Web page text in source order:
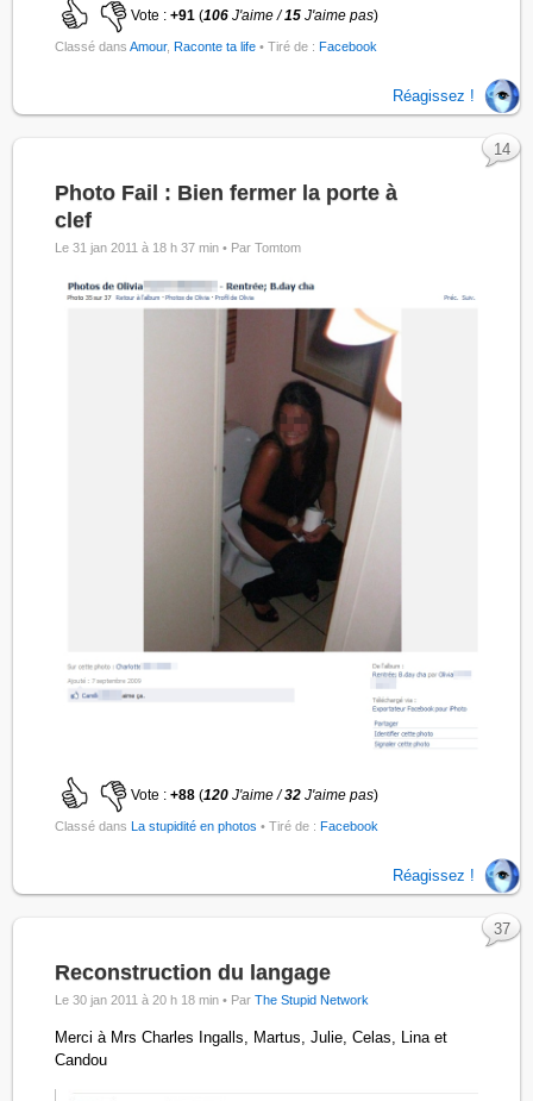
Vote :+91 (106J'aime /15 J'aime pas)
Classé dansAmour,Raconte ta life • Tiré de :Facebook
Réagissez !
Photo Fail : Bien fermer la porte à
clef
Le 31 jan 2011 à 18 h 37 min • Par Tomtom
Vote :+88 (120J'aime /32 J'aime pas)
Classé dansLa stupidité en photos
14
• Tiré de :Facebook
Réagissez !
Reconstruction du langage
Le 30 jan 2011 à 20 h 18 min • ParThe Stupid Network
Merci à Mrs Charles Ingalls, Martus, Julie, Celas, Lina et
Candou
37